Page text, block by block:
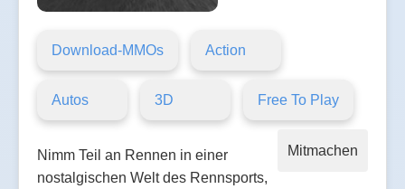
Download-MMOs Action
Autos 3D Free To Play
Mitmachen
Nimm Teil an Rennen in einer
nostalgischen Welt des Rennsports,